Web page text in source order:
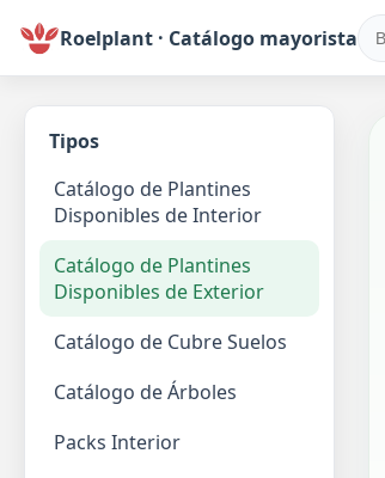
Roelplant · Catálogo mayorista
Tipos
Catálogo de Plantines
Disponibles de Interior
Catálogo de Plantines
Disponibles de Exterior
Catálogo de Cubre Suelos
Catálogo de Árboles
Packs Interior